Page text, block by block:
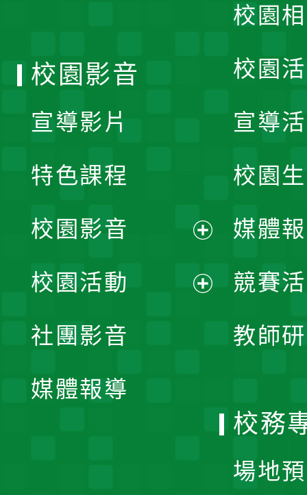
校園
校園
宣導
校園
媒體
競賽
教師
校園影音
宣導影片
特色課程
校園影音
開
校園活動
社團影音
媒體報導
校務
場地